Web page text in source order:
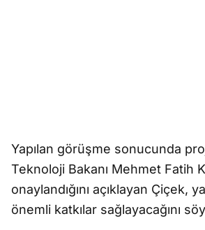
Yapılan görüşme sonucunda
Teknoloji Bakanı Mehmet Fatih
onaylandığını açıklayan Çiçek,
önemli katkılar sağlayacağını